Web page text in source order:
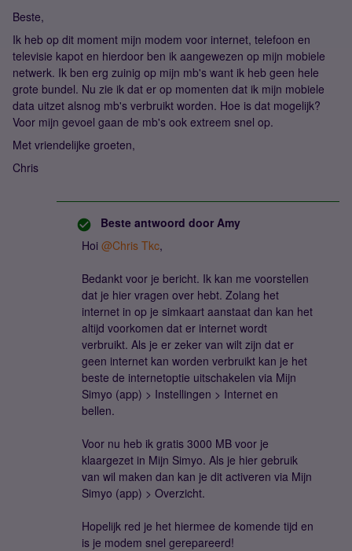
Beste,
Ik heb op dit moment mijn modem voor internet, telefoon en
televisie kapot en hierdoor ben ik aangewezen op mijn mobiele
netwerk. Ik ben erg zuinig op mijn mb's want ik heb geen hele
grote bundel. Nu zie ik dat er op momenten dat ik mijn mobiele
data uitzet alsnog mb's verbruikt worden. Hoe is dat mogelijk?
Voor mijn gevoel gaan de mb's ook extreem snel op.
Met vriendelijke groeten,
Chris
Beste antwoord door Amy
Hoi @Chris Tkc,
Bedankt voor je bericht. Ik kan me voorstellen
dat je hier vragen over hebt. Zolang het
internet in op je simkaart aanstaat dan kan het
altijd voorkomen dat er internet wordt
verbruikt. Als je er zeker van wilt zijn dat er
geen internet kan worden verbruikt kan je het
beste de internetoptie uitschakelen via Mijn
Simyo (app) > Instellingen > Internet en
bellen.
Voor nu heb ik gratis 3000 MB voor je
klaargezet in Mijn Simyo. Als je hier gebruik
van wil maken dan kan je dit activeren via Mijn
Simyo (app) > Overzicht.
Hopelijk red je het hiermee de komende tijd en
is je modem snel gerepareerd!